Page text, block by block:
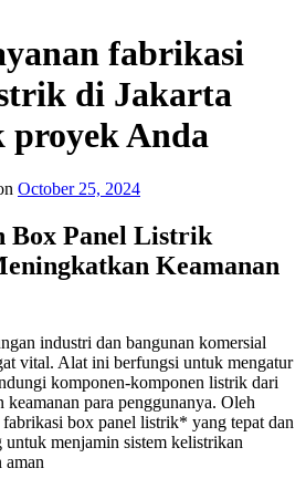
fabrikasi
di Jakarta
proyek Anda
October 25, 2024
Box Panel Listrik
Keamanan
industri dan bangunan komersial
vital. Alat ini berfungsi untuk mengatur
komponen-komponen listrik dari
keamanan para penggunanya. Oleh
box panel listrik* yang tepat dan
untuk menjamin sistem kelistrikan
aman